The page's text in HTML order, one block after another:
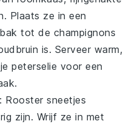
. Plaats ze in een
tot de champignons
is. Serveer warm,
peterselie voor een
: Rooster sneetjes
zijn. Wrijf ze in met